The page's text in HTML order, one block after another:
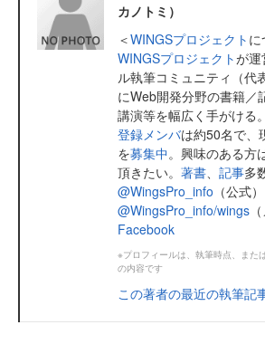
カノトミ）
＜WINGSプロジェクト に
WINGSプロジェクトが運
ル執筆コミュニティ（代
にWeb開発分野の書籍／
講演等を幅広く手がける
登録メンバは約50名で、
を募集中。興味のある方
頂きたい。 著書 記事多
@WingsPro_info （公式）
@WingsPro_info/wings
Facebook
※プロフィールは、執筆時点、また
の内容です
この著者の最近の執筆記